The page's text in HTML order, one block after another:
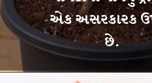
એક અસરકારક
છે.